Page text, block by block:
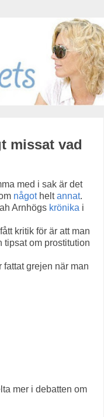
missat vad
med i sak är det
någotheltannat.
Arnhögs krönika i
kritik för är att man
tipsat om prostitution
grejen när man
mer i debatten om